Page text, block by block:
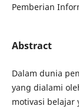
Pemberian
Abstract
Dalam dunia
yang dialami
motivasi belajar